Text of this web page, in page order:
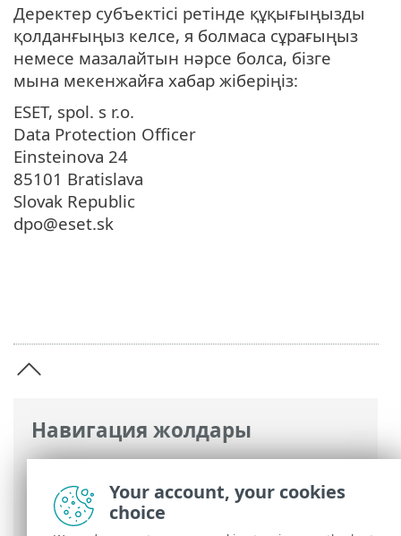
Навигация жолдары
ESET онлайн анықтамасы>ESET Small
Business Security>Заңды құжаттар >
Құпиялылық саясаты
Деректер субъектісі ретінде құқығыңызды
қолданғыңыз келсе, я болмаса сұрағыңыз
немесе мазалайтын нәрсе болса, бізге
мына мекенжайға хабар жіберіңіз:
ESET, spol. s r.o.
Data Protection Officer
Einsteinova 24
85101 Bratislava
Slovak Republic
dpo@eset.sk
Your account, your cookies
choice